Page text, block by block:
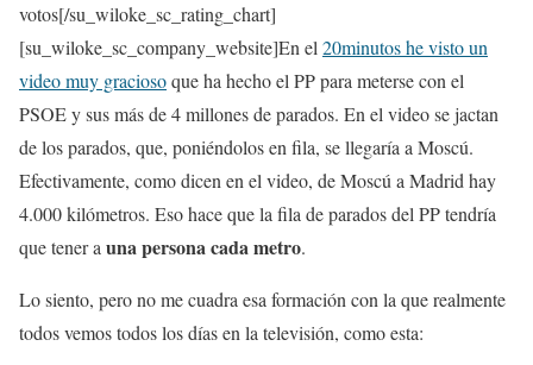
votos[/su_wiloke_sc_rating_chart]
[su_wiloke_sc_company_website]En el 20minutos he visto un
video muy graciosoque ha hecho el PP para meterse con el
PSOE y sus más de 4 millones de parados. En el video se jactan
de los parados, que, poniéndolos en fila, se llegaría a Moscú.
Efectivamente, como dicen en el video, de Moscú a Madrid hay
4.000 kilómetros. Eso hace que la fila de parados del PP tendría
que tener a una persona cada metro.
Lo siento, pero no me cuadra esa formación con la que realmente
todos vemos todos los días en la televisión, como esta: